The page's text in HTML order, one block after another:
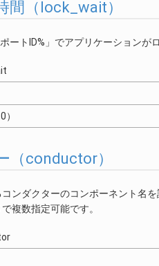
間（lock_wait）
ートID%」でアプリケーション
）
（conductor）
ンダクターのコンポーネント名
複数指定可能です。